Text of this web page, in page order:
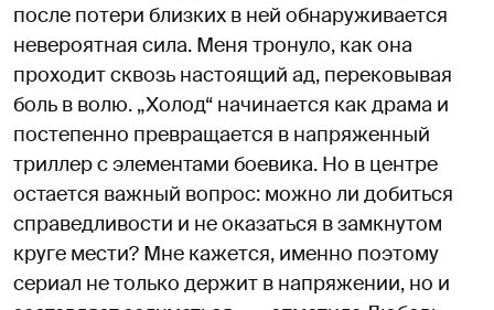
после потери близких в ней обнаруживается
невероятная сила. Меня тронуло, как она
проходит сквозь настоящий ад, перековывая
боль в волю. „Холод“ начинается как драма и
постепенно превращается в напряженный
триллер с элементами боевика. Но в центре
остается важный вопрос: можно ли добиться
справедливости и не оказаться в замкнутом
круге мести? Мне кажется, именно поэтому
сериал не только держит в напряжении, но и